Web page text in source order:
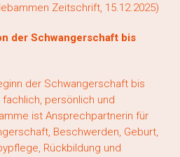
Zeitschrift, 15.12.2025)
der Schwangerschaft bis
der Schwangerschaft bis
persönlich und
ist Ansprechpartnerin für
Beschwerden, Geburt,
Rückbildung und